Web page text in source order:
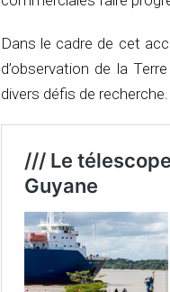
Dans le cadre de cet
d’observation de la
divers défis de recherche.